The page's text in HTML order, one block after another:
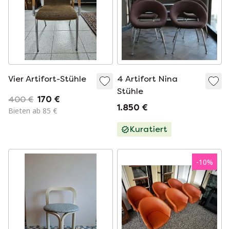
Vier Artifort-Stühle
400 € 170 €
Bieten ab 85 €
4 Artifort Nina
Stühle
1.850 €
Kuratiert
-10%